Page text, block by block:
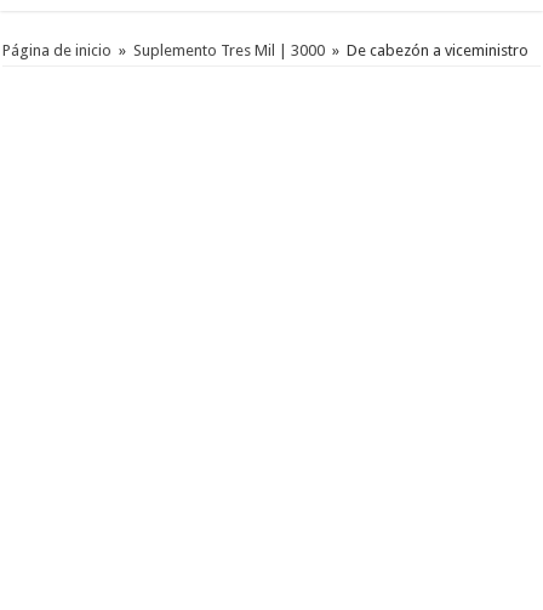
Página de inicio » Suplemento Tres Mil | 3000 » De cabezón a viceministro